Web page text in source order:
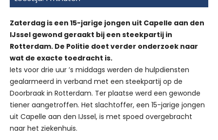
Zaterdag is een 15-jarige jongen uit Capelle aan den
IJssel gewond geraakt bij een steekpartij in
Rotterdam. De Politie doet verder onderzoek naar
wat de exacte toedracht is.
Iets voor drie uur ’s middags werden de hulpdiensten
gealarmeerd in verband met een steekpartij op de
Doorbraak in Rotterdam. Ter plaatse werd een gewonde
tiener aangetroffen. Het slachtoffer, een 15-jarige jongen
uit Capelle aan den IJssel, is met spoed overgebracht
naar het ziekenhuis.